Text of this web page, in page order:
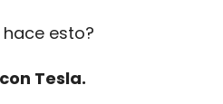
hace esto?
Tesla.